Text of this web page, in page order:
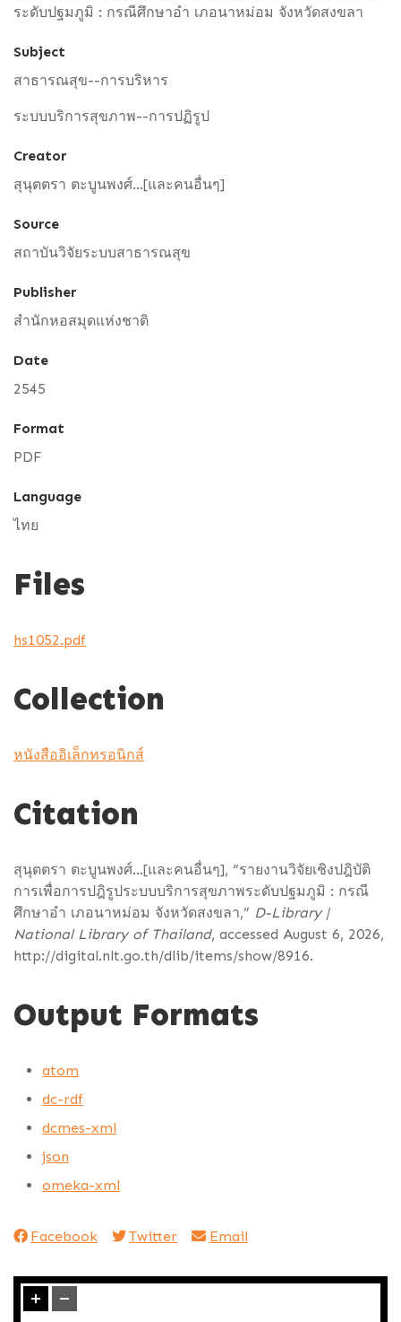
ระดับปฐมภูมิ : กรณีศึกษาอำ เภอนาหม่อม จังหวัดสงขลา
Subject
สาธารณสุข--การบริหาร
ระบบบริการสุขภาพ--การปฏิรูป
Creator
สุนุตตรา ตะบูนพงศ์...[และคนอื่นๆ]
Source
สถาบันวิจัยระบบสาธารณสุข
Publisher
สำนักหอสมุดแห่งชาติ
Date
2545
Format
PDF
Language
ไทย
Files
hs1052.pdf
Collection
หนังสืออิเล็กทรอนิกส์
Citation
สุนุตตรา ตะบูนพงศ์...[และคนอื่นๆ], “รายงานวิจัยเชิงปฎิบัติ
การเพื่อการปฎิรูประบบบริการสุขภาพระดับปฐมภูมิ : กรณี
ศึกษาอำ เภอนาหม่อม จังหวัดสงขลา,” D-Library |
National Library of Thailand, accessed August 6, 2026,
http://digital.nlt.go.th/dlib/items/show/8916.
Output Formats
atom
dc-rdf
dcmes-xml
json
omeka-xml
Facebook Twitter Email